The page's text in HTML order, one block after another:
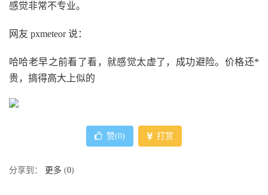
感觉非常不专业。
网友 pxmeteor 说：
哈哈老早之前看了看，就感觉太虚了，成功避险。价格还*
贵，搞得高大上似的
赞(0) 打赏
分享到： 更多 (0)